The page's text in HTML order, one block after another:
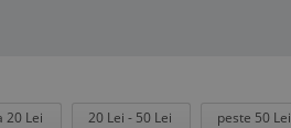
20 Lei 20 Lei - 50 Lei peste 50 Lei